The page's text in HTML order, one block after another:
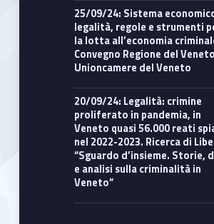
25/09/24: Sistema economico e
legalità, regole e strumenti
la lotta all’economia
Convegno Regione del
Unioncamere del Veneto
20/09/24: Legalità: crimine
proliferato in pandemia, in
Veneto quasi 56.000 reati
nel 2022-2023. Ricerca di
“Sguardo d’insieme. Storie,
e analisi sulla criminalità in
Veneto”